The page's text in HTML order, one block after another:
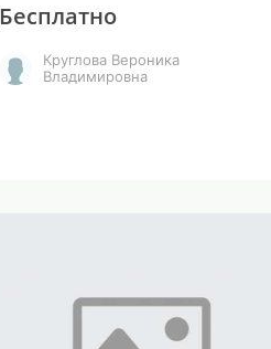
Бесплатно
Круглова Вероника
Владимировна